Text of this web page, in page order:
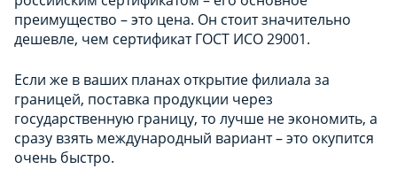
преимущество – это цена. Он стоит значительно
дешевле, чем сертификат ГОСТ ИСО 29001.
Если же в ваших планах открытие филиала за
границей, поставка продукции через
государственную границу, то лучше не экономить, а
сразу взять международный вариант – это окупится
очень быстро.